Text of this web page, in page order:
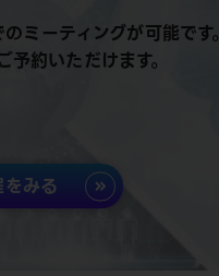
ミーティングが可能です。
約いただけます。
みる